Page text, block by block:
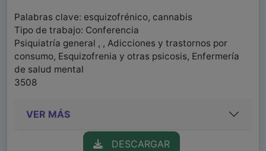
Palabras clave: esquizofrénico, cannabis
Tipo de trabajo: Conferencia
Psiquiatría general , , Adicciones y trastornos por
consumo, Esquizofrenia y otras psicosis, Enfermería
de salud mental
3508
VER MÁS
DESCARGAR